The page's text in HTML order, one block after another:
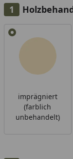
Alle anzeigen (3)
imprägniert
(farblich
unbehandelt)